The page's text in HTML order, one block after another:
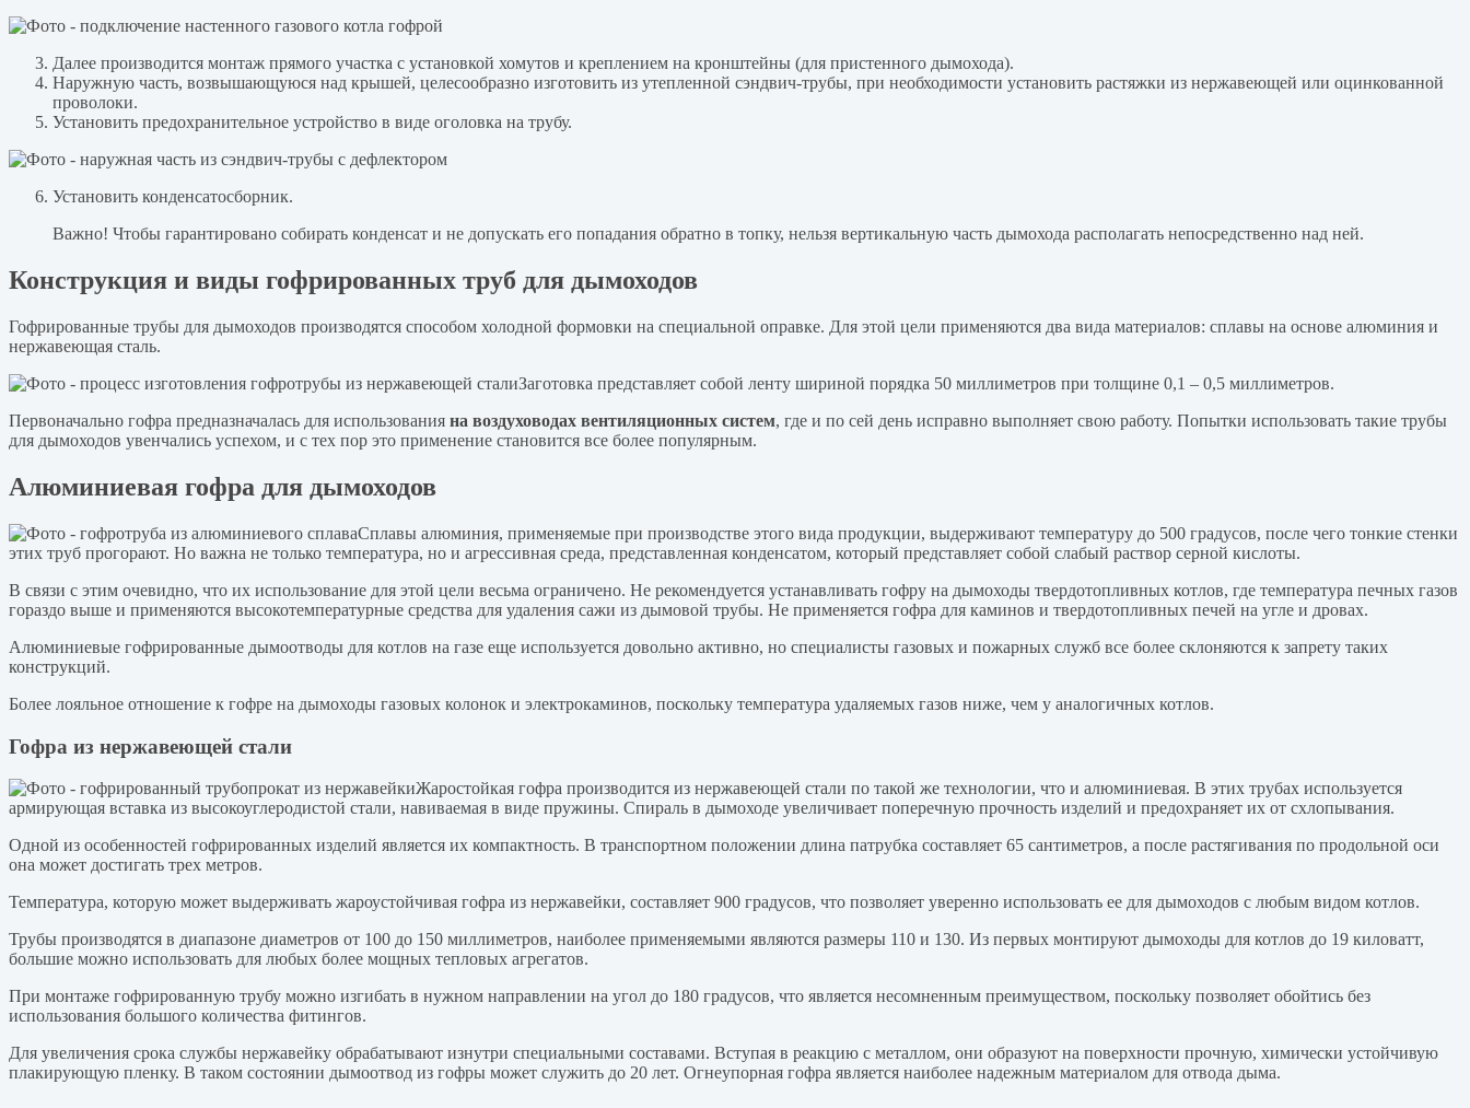
Далее производится монтаж прямого участка с установкой хомутов и креплением на кронштейны (для пристенного дымохода).
Наружную часть, возвышающуюся над крышей, целесообразно изготовить из утепленной сэндвич-трубы, при необходимости установить растяжки из нержавеющей или оцинкованной
проволоки.
Установить предохранительное устройство в виде оголовка на трубу.
Установить конденсатосборник.
Важно! Чтобы гарантировано собирать конденсат и не допускать его попадания обратно в топку, нельзя вертикальную часть дымохода располагать непосредственно над ней.
Конструкция и виды гофрированных труб для дымоходов
Гофрированные трубы для дымоходов производятся способом холодной формовки на специальной оправке. Для этой цели применяются два вида материалов: сплавы на основе алюминия и
нержавеющая сталь.
Заготовка представляет собой ленту шириной порядка 50 миллиметров при толщине 0,1 – 0,5 миллиметров.
Первоначально гофра предназначалась для использования на воздуховодах вентиляционных систем, где и по сей день исправно выполняет свою работу. Попытки использовать такие трубы
для дымоходов увенчались успехом, и с тех пор это применение становится все более популярным.
Алюминиевая гофра для дымоходов
Сплавы алюминия, применяемые при производстве этого вида продукции, выдерживают температуру до 500 градусов, после чего тонкие стенки
этих труб прогорают. Но важна не только температура, но и агрессивная среда, представленная конденсатом, который представляет собой слабый раствор серной кислоты.
В связи с этим очевидно, что их использование для этой цели весьма ограничено. Не рекомендуется устанавливать гофру на дымоходы твердотопливных котлов, где температура печных газов
гораздо выше и применяются высокотемпературные средства для удаления сажи из дымовой трубы. Не применяется гофра для каминов и твердотопливных печей на угле и дровах.
Алюминиевые гофрированные дымоотводы для котлов на газе еще используется довольно активно, но специалисты газовых и пожарных служб все более склоняются к запрету таких
конструкций.
Более лояльное отношение к гофре на дымоходы газовых колонок и электрокаминов, поскольку температура удаляемых газов ниже, чем у аналогичных котлов.
Гофра из нержавеющей стали
Жаростойкая гофра производится из нержавеющей стали по такой же технологии, что и алюминиевая. В этих трубах используется
армирующая вставка из высокоуглеродистой стали, навиваемая в виде пружины. Спираль в дымоходе увеличивает поперечную прочность изделий и предохраняет их от схлопывания.
Одной из особенностей гофрированных изделий является их компактность. В транспортном положении длина патрубка составляет 65 сантиметров, а после растягивания по продольной оси
она может достигать трех метров.
Температура, которую может выдерживать жароустойчивая гофра из нержавейки, составляет 900 градусов, что позволяет уверенно использовать ее для дымоходов с любым видом котлов.
Трубы производятся в диапазоне диаметров от 100 до 150 миллиметров, наиболее применяемыми являются размеры 110 и 130. Из первых монтируют дымоходы для котлов до 19 киловатт,
большие можно использовать для любых более мощных тепловых агрегатов.
При монтаже гофрированную трубу можно изгибать в нужном направлении на угол до 180 градусов, что является несомненным преимуществом, поскольку позволяет обойтись без
использования большого количества фитингов.
Для увеличения срока службы нержавейку обрабатывают изнутри специальными составами. Вступая в реакцию с металлом, они образуют на поверхности прочную, химически устойчивую
плакирующую пленку. В таком состоянии дымоотвод из гофры может служить до 20 лет. Огнеупорная гофра является наиболее надежным материалом для отвода дыма.